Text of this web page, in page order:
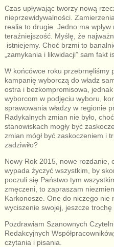
Czas upływając tworzy nową
nieprzewidywalności.
realia to drugie. Jedno ma
teraźniejszość. Myślę, że
istniejemy. Choć brzmi to
„zamykania i likwidacji” sam fakt
W końcówce roku przebrnęliśmy
kampanię wyborczą do władz
ostra i bezkompromisowa,
wyborcom w podjęciu wyboru,
sprawowania władzy w regionie
Radykalnych zmian nie było,
stanowiskach mogły być
zmian mógł być zaskoczeniem i
zadziwiło?
Nowy Rok 2015, nowe rozdanie,
wypada życzyć wszystkim, by
poczuli się Państwo tym
zmęczeni, to zapraszam
Karkonosze. One do niczego nie
wyciszenie swojej, jeszcze trochę
Pozdrawiam Szanownych
Redakcyjnych
czytania i pisania.